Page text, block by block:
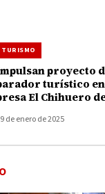
TURISMO
proyecto
turístico
El Chihuero
de enero de 2025